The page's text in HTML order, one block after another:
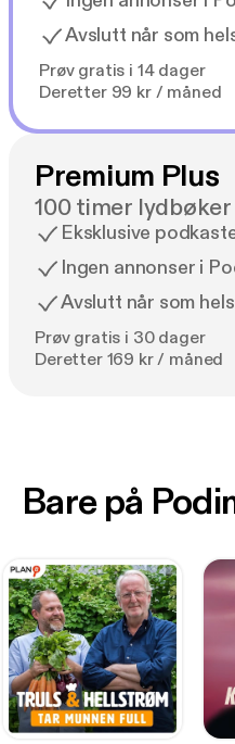
Avslutt når som
Prøv gratis i 14 dager
Deretter 99 kr / måned
Premium Plus
100 timer lydbøker
Eksklusive
Ingen annonser i
Avslutt når som
Prøv gratis i 30 dager
Deretter 169 kr / måned
Bare på